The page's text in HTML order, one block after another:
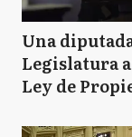
Una
Legislatura
Ley de